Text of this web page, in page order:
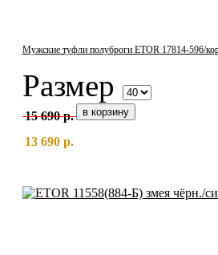
Мужские туфли полуброги ETOR 17814-596/
Размер
15 690 р.
13 690 р.